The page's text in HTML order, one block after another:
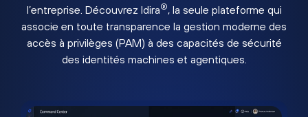
l’entreprise. Découvrez Idira®, la seule plateforme qui
associe en toute transparence la gestion moderne des
accès à privilèges (PAM) à des capacités de sécurité
des identités machines et agentiques.